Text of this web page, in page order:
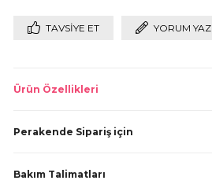
TAVSIYE ET YORUM YAZ
Ürün Özellikleri
Perakende Sipariş için
Bakım Talimatları